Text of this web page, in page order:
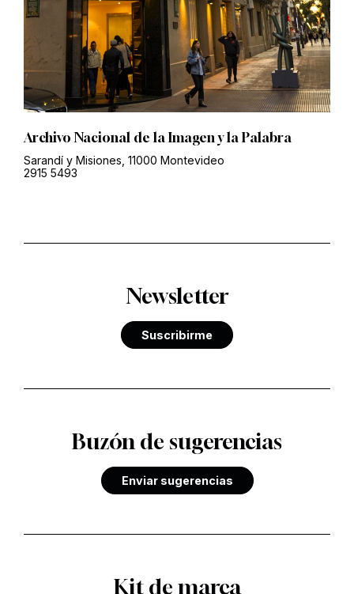
Archivo Nacional de la Imagen y la Palabra
Sarandí y Misiones, 11000 Montevideo
2915 5493
Newsletter
Suscribirme
Buzón de sugerencias
Enviar sugerencias
Kit de marca